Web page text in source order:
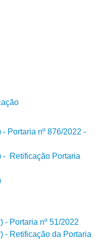
Portaria nº 876/2022 -
- Retificação Portaria
- Portaria nº 51/2022
- Retificação da Portaria